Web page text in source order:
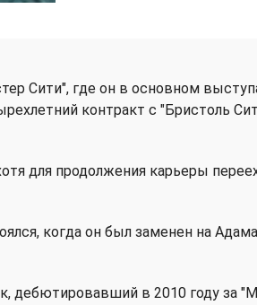
Сити", где он в основном
контракт с "Бристоль
для продолжения карьеры
когда он был заменен на
дебютировавший в 2010 году за